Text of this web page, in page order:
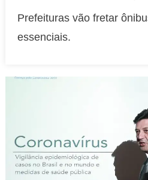
Prefeituras vão fretar
essenciais.